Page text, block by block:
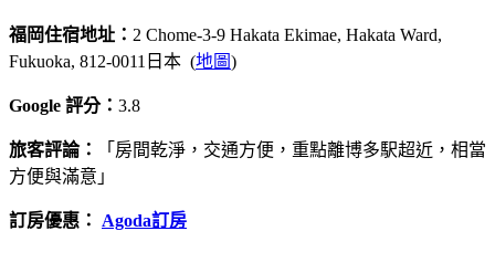
福岡住宿地址： 2 Chome-3-9 Hakata Ekimae, Hakata Ward,
Fukuoka, 812-0011日本 (地圖)
Google 評分： 3.8
旅客評論：
「房間乾淨，交通方便，重點離博多駅超近，相當
方便與滿意」
訂房優惠： Agoda訂房